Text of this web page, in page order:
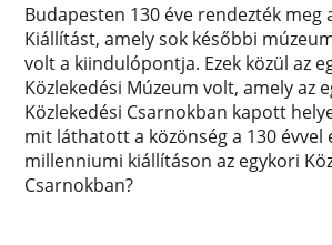
Budapesten 130 éve rendezték meg
Kiállítást, amely sok későbbi
volt a kiindulópontja. Ezek közül az
Közlekedési Múzeum volt, amely az
Közlekedési Csarnokban kapott
mit láthatott a közönség a 130 évvel
millenniumi kiállításon az egykori
Csarnokban?